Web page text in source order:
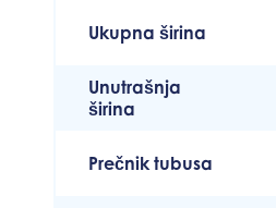
Ukupna širina
Unutrašnja
širina
Prečnik tubusa